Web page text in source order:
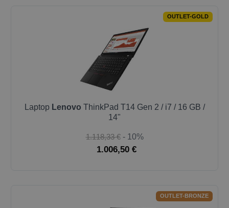
OUTLET-GOLD
Laptop Lenovo ThinkPad T14 Gen 2 / i7 / 16 GB /
14"
1.118,33 € - 10%
1.006,50 €
OUTLET-BRONZE